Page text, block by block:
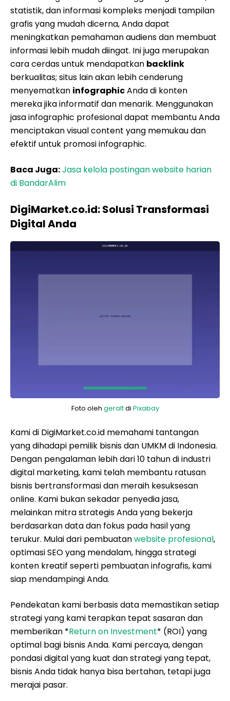
statistik, dan informasi kompleks menjadi tampilan
grafis yang mudah dicerna, Anda dapat
meningkatkan pemahaman audiens dan membuat
informasi lebih mudah diingat. Ini juga merupakan
cara cerdas untuk mendapatkan backlink
berkualitas; situs lain akan lebih cenderung
menyematkan infographicAnda di konten
mereka jika informatif dan menarik. Menggunakan
jasa infographic profesional dapat membantu Anda
menciptakan visual content yang memukau dan
efektif untuk promosi infographic.
Baca Juga:Jasa kelola postingan website harian
di BandarAlim
DigiMarket.co.id: Solusi Transformasi
Digital Anda
Foto oleh geraltdi Pixabay
Kami di DigiMarket.co.id memahami tantangan
yang dihadapi pemilik bisnis dan UMKM di Indonesia.
Dengan pengalaman lebih dari 10 tahun di industri
digital marketing, kami telah membantu ratusan
bisnis bertransformasi dan meraih kesuksesan
online. Kami bukan sekadar penyedia jasa,
melainkan mitra strategis Anda yang bekerja
berdasarkan data dan fokus pada hasil yang
terukur. Mulai dari pembuatanwebsite profesional,
optimasi SEO yang mendalam, hingga strategi
konten kreatif seperti pembuatan infografis, kami
siap mendampingi Anda.
Pendekatan kami berbasis data memastikan setiap
strategi yang kami terapkan tepat sasaran dan
memberikan *Return on Investment* (ROI) yang
optimal bagi bisnis Anda. Kami percaya, dengan
pondasi digital yang kuat dan strategi yang tepat,
bisnis Anda tidak hanya bisa bertahan, tetapi juga
merajai pasar.